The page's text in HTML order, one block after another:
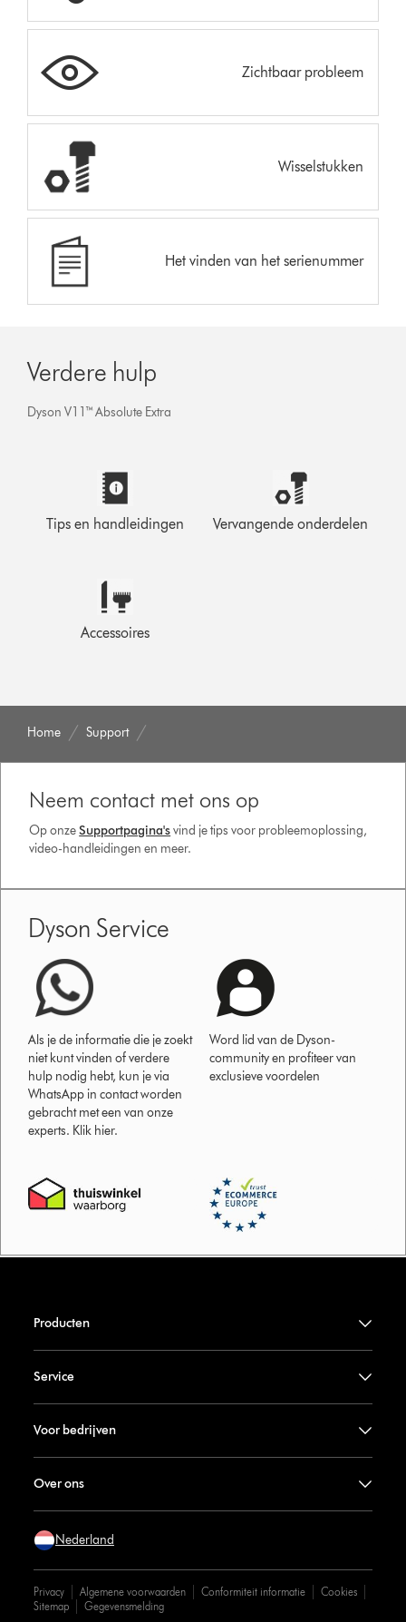
Zichtbaar probleem
Wisselstukken
Het vinden van het serienummer
Verdere hulp
Dyson V11™ Absolute Extra
Tips en handleidingen Vervangende onderdelen
Accessoires
Home Support
Neem contact met ons op
Op onzeSupportpagina'svind je tips voor probleemoplossing,
video-handleidingen en meer.
Dyson Service
Als je de informatie die je zoekt
niet kunt vinden of verdere
hulp nodig hebt, kun je via
WhatsApp in contact worden
gebracht met een van onze
experts. Klik hier.
Word lid van de Dyson-
community en profiteer van
exclusieve voordelen
Producten
Service
Voor bedrijven
Over ons
Nederland
Privacy Algemene voorwaarden Conformiteit informatie
Cookies
Sitemap
Gegevensmelding